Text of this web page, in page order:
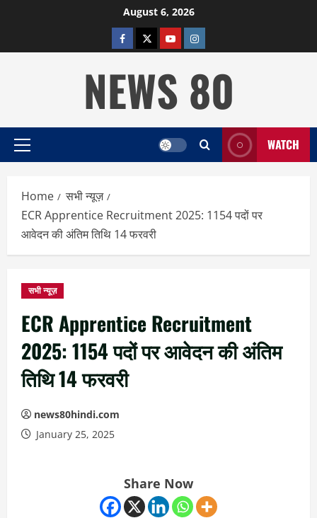
August 6, 2026
facebooktwitterYOUTUBE
instagram
NEWS 80
Primary
WATCH
Home
सभी न्यूज़
ECR Apprentice Recruitment 2025: 1154 पदों पर
आवेदन की अंतिम तिथि 14 फरवरी
सभी न्यूज़
ECR Apprentice Recruitment
2025: 1154 पदों पर आवेदन की अंतिम
तिथि 14 फरवरी
news80hindi.com
January 25, 2025
Share Now